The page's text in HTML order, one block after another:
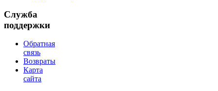
Служба
поддержки
Обратная
связь
Возвраты
Карта
сайта